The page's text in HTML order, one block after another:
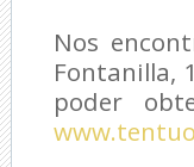
Nos
Fontanilla,
poder